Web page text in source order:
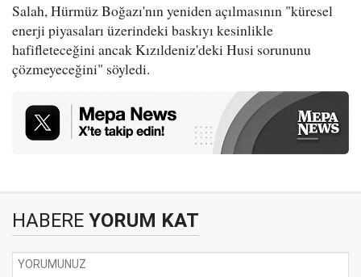
Salah, Hürmüz Boğazı'nın yeniden açılmasının "küresel
enerji piyasaları üzerindeki baskıyı kesinlikle
hafifleteceğini ancak Kızıldeniz'deki Husi sorununu
çözmeyeceğini" söyledi.
HABERE YORUM KAT